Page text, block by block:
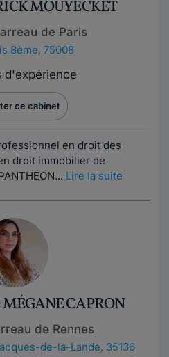
MOUYECKET
de Paris
8ème, 75008
d'expérience
ce cabinet
en droit des
droit immobilier de
Lire la suite
CAPRON
de Rennes
de-la-Lande, 35136